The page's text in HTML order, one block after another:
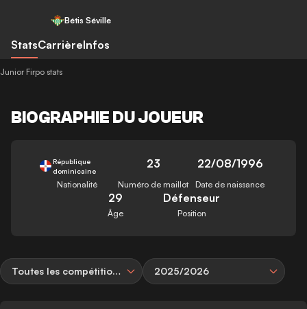
Bétis Séville
StatsCarrièreInfos
Junior Firpo stats
BIOGRAPHIE DU JOUEUR
République
dominicaine
Nationalité
23
Numéro de maillot
22/08/1996
Date de naissance
29
Âge
Défenseur
Position
Toutes les compétitions 2025/2026